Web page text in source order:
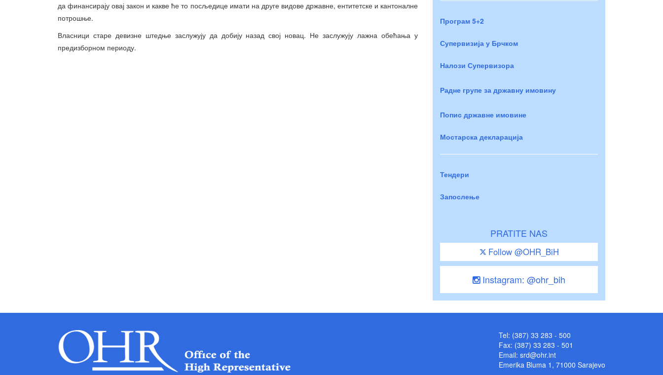
да финансирају овај закон и какве ће то посљедице имати на друге видове државне, ентитетске и кантоналне
потрошње.
Власници старе девизне штедње заслужују да добију назад свој новац. Не заслужују лажна обећања у
предизборном периоду.
Програм 5+2
Супервизија у Брчком
Налози Супервизора
Радне групе за државну имовину
Попис државне имовине
Мостарска декларација
Тендери
Запослење
PRATITE NAS
Follow @OHR_BiH
Instagram: @ohr_bih
Tel: (387) 33 283 - 500
Fax: (387) 33 283 - 501
Email: srd@ohr.int
Emerika Bluma 1, 71000 Sarajevo